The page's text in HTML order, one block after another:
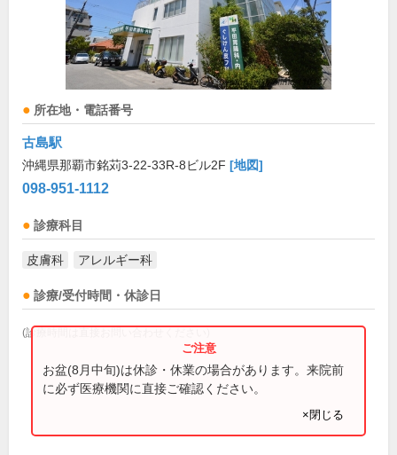
所在地・電話番号
古島駅
沖縄県那覇市銘苅3-22-33R-8ビル2F [地図]
098-951-1112
診療科目
皮膚科 アレルギー科
診療/受付時間・休診日
(診療時間は直接お問い合わせください)
お盆(8月中旬)は休診・休業の場合があります。来院前
に必ず医療機関に直接ご確認ください。
×閉じる